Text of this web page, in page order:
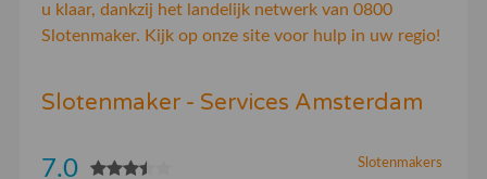
u klaar, dankzij het landelijk netwerk van 0800
Slotenmaker. Kijk op onze site voor hulp in uw regio!
Slotenmaker - Services Amsterdam
Slotenmakers
7.0